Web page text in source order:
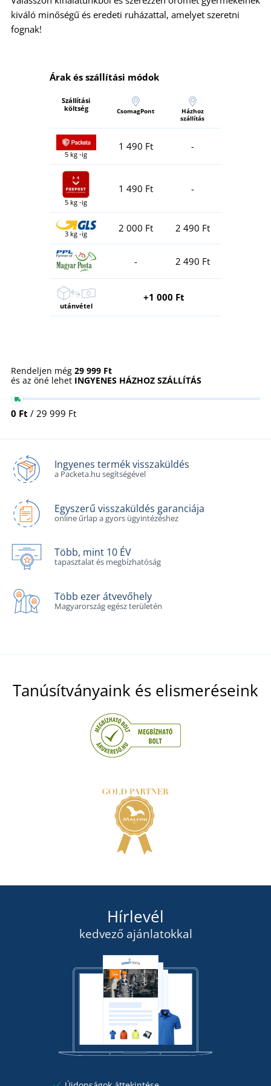
kiváló minőségű és eredeti ruházattal, amelyet szeretni
fognak!
Árak és szállítási módok
Szállítási
költség
CsomagPont
Házhoz
szállítás
5 kg -ig
1 490 Ft -
5 kg -ig
1 490 Ft -
3 kg -ig 2 000 Ft 2 490 Ft
- 2 490 Ft
utánvétel
+1 000 Ft
Rendeljen még 29 999 Ft
és az öné lehet INGYENES HÁZHOZ SZÁLLÍTÁS
0 Ft / 29 999 Ft
Ingyenes termék visszaküldés
a Packeta.hu segítségével
Egyszerű visszaküldés garanciája
online űrlap a gyors ügyintézéshez
Több, mint 10 ÉV
tapasztalat és megbízhatóság
Több ezer átvevőhely
Magyarország egész területén
Tanúsítványaink és elismeréseink
Hírlevél
kedvező ajánlatokkal